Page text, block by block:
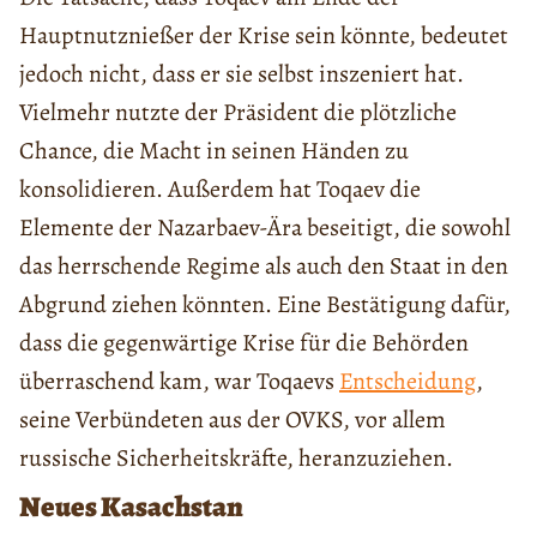
Hauptnutznießer der Krise sein könnte, bedeutet
jedoch nicht, dass er sie selbst inszeniert hat.
Vielmehr nutzte der Präsident die plötzliche
Chance, die Macht in seinen Händen zu
konsolidieren. Außerdem hat Toqaev die
Elemente der Nazarbaev-Ära beseitigt, die sowohl
das herrschende Regime als auch den Staat in den
Abgrund ziehen könnten. Eine Bestätigung dafür,
dass die gegenwärtige Krise für die Behörden
überraschend kam, war Toqaevs Entscheidung,
seine Verbündeten aus der OVKS, vor allem
russische Sicherheitskräfte, heranzuziehen.
Neues Kasachstan